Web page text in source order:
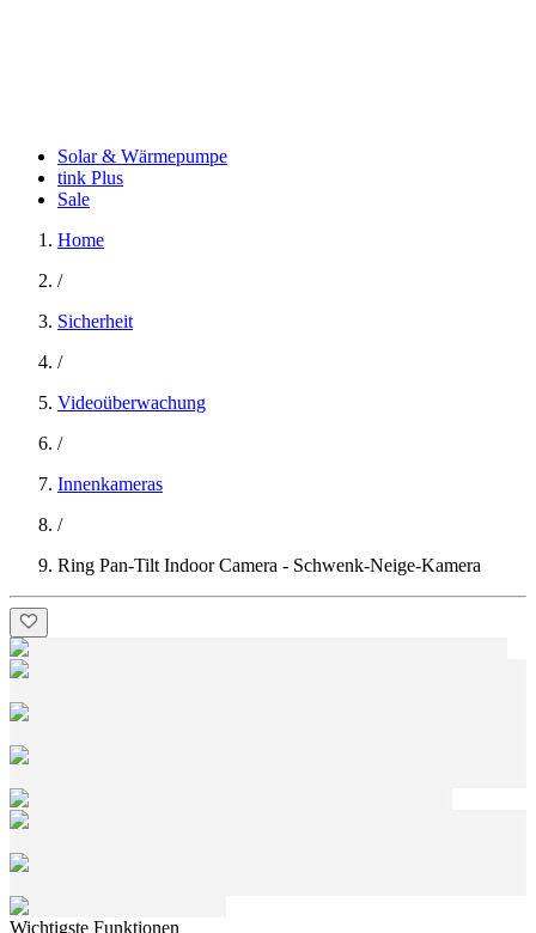
Solar & Wärmepumpe
tink Plus
Sale
Home
/
Sicherheit
/
Videoüberwachung
/
Innenkameras
/
Ring Pan-Tilt Indoor Camera - Schwenk-Neige-Kamera
Wichtigste Funktionen